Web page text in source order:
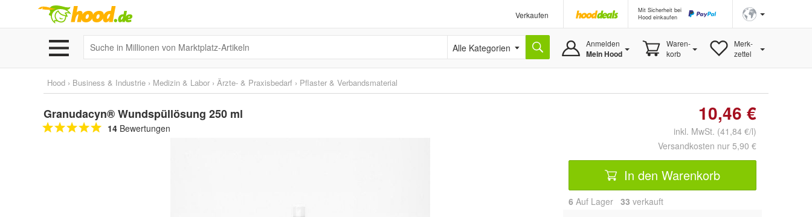
Verkaufen
Mit Sicherheit bei
Hood einkaufen
Alle Kategorien Anmelden
Mein Hood
Waren-
korb
Merk-
zettel
Hood › Business & Industrie › Medizin & Labor › Ärzte- & Praxisbedarf › Pflaster & Verbandsmaterial
Granudacyn® Wundspüllösung 250 ml
14 Bewertungen
10,46 €
inkl. MwSt. (41,84 €/l)
Versandkosten nur 5,90 €
In den Warenkorb
6 Auf Lager 33 verkauft